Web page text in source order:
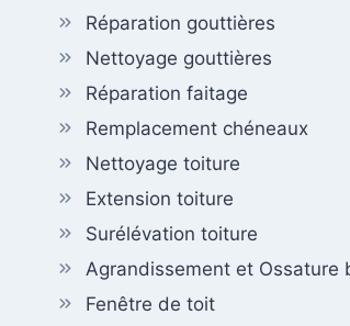
Réparation gouttières
Nettoyage gouttières
Réparation faitage
Remplacement chéneaux
Nettoyage toiture
Extension toiture
Surélévation toiture
Agrandissement et Ossature
Fenêtre de toit